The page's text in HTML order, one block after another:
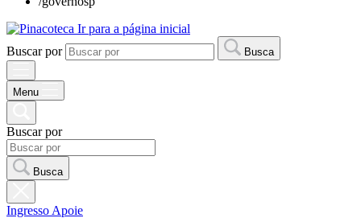
Ir para a página inicial
Buscar por
Busca
Menu
Buscar por
Busca
Ingresso Apoie